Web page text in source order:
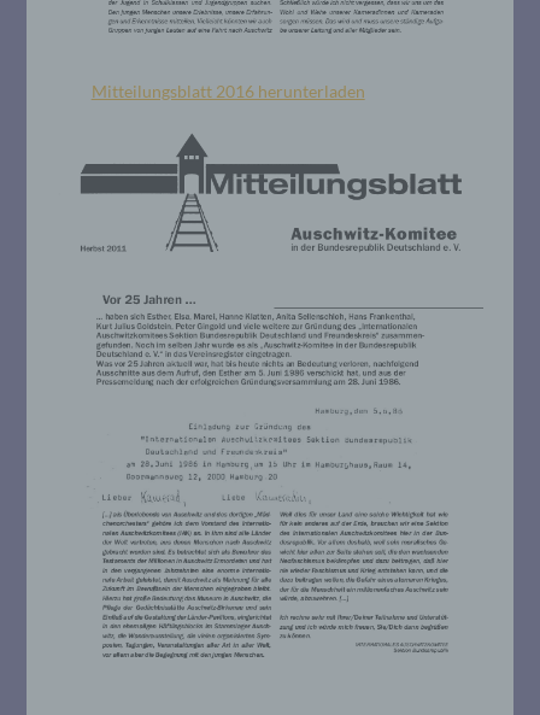
Mitteilungsblatt 2016 herunterladen